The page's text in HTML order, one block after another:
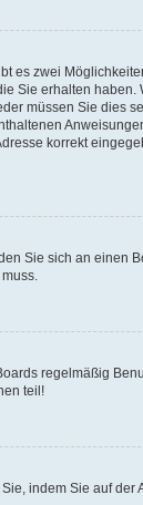
es zwei
Sie erhalten haben.
müssen Sie dies
korrekt
Sie sich an einen
regelmäßig
teil!
indem Sie auf der